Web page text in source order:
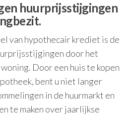
huurprijsstijgingen
van hypothecair krediet is de
door het
Door een huis te kopen
bent u niet langer
in de huurmarkt en
te maken over jaarlijkse